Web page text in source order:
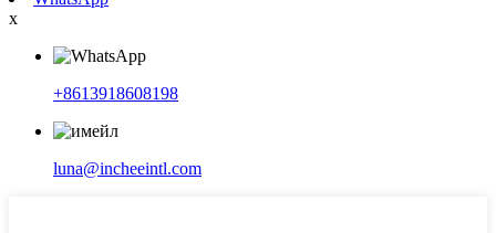
x
+8613918608198
luna@incheeintl.com